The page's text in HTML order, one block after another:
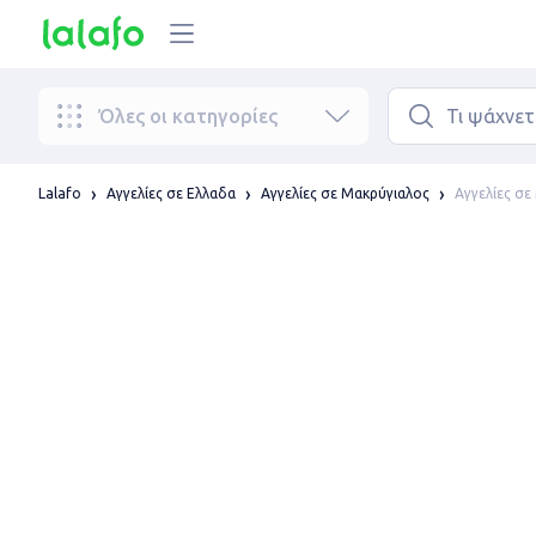
Όλες οι κατηγορίες
Lalafo Αγγελίες σε Ελλαδα Αγγελίες σε Μακρύγιαλος Αγγελίες